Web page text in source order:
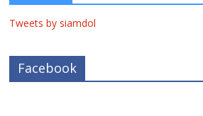
Tweets by siamdol
Facebook